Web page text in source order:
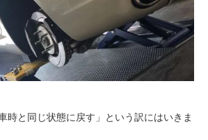
時と同じ状態に戻す」という訳にはいきま